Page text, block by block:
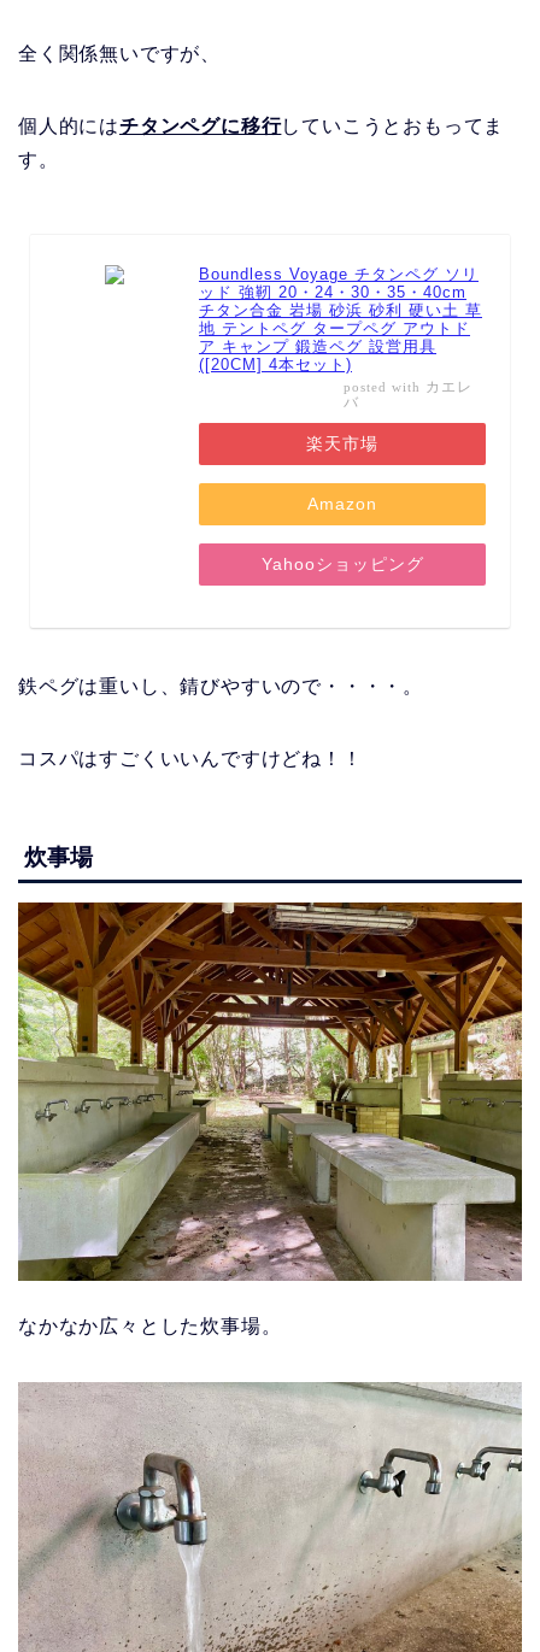
全く関係無いですが、
個人的にはチタンペグに移行していこうとおもってま
す。
Boundless Voyage チタンペグ ソリ
ッド 強靭 20・24・30・35・40cm
チタン合金 岩場 砂浜 砂利 硬い土 草
地 テントペグ タープペグ アウトド
ア キャンプ 鍛造ペグ 設営用具
([20CM] 4本セット)
posted with カエレ
バ
楽天市場
Amazon
Yahooショッピング
鉄ペグは重いし、錆びやすいので・・・・。
コスパはすごくいいんですけどね！！
炊事場
なかなか広々とした炊事場。